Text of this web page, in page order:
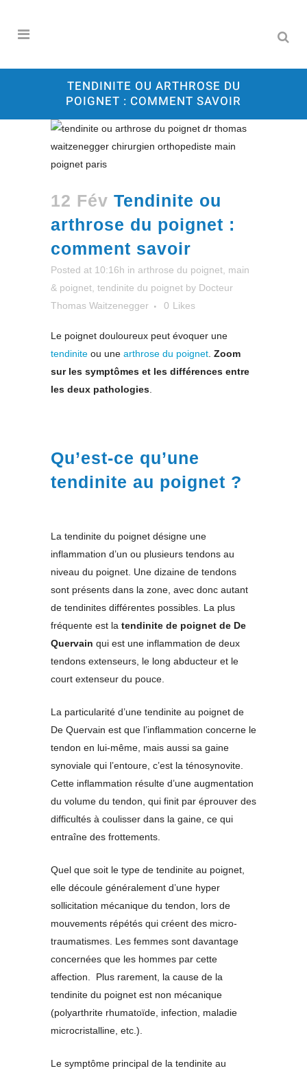
TENDINITE OU ARTHROSE DU
POIGNET : COMMENT SAVOIR
12 Fév Tendinite ou
arthrose du poignet :
comment savoir
Posted at 10:16h in arthrose du poignet main
& poignet tendinite du poignet by Docteur
Thomas Waitzenegger
0 Likes
Le poignet douloureux peut évoquer une
tendinite ou une arthrose du poignet Zoom
sur les symptômes et les différences entre
les deux pathologies
Qu’est-ce qu’une
tendinite au poignet ?
La tendinite du poignet désigne une
inflammation d’un ou plusieurs tendons au
niveau du poignet. Une dizaine de tendons
sont présents dans la zone, avec donc autant
de tendinites différentes possibles. La plus
fréquente est la tendinite de poignet de De
Quervain qui est une inflammation de deux
tendons extenseurs, le long abducteur et le
court extenseur du pouce.
La particularité d’une tendinite au poignet de
De Quervain est que l’inflammation concerne le
tendon en lui-même, mais aussi sa gaine
synoviale qui l’entoure, c’est la ténosynovite.
Cette inflammation résulte d’une augmentation
du volume du tendon, qui finit par éprouver des
difficultés à coulisser dans la gaine, ce qui
entraîne des frottements.
Quel que soit le type de tendinite au poignet,
elle découle généralement d’une hyper
sollicitation mécanique du tendon, lors de
mouvements répétés qui créent des micro-
traumatismes. Les femmes sont davantage
concernées que les hommes par cette
affection. Plus rarement, la cause de la
tendinite du poignet est non mécanique
(polyarthrite rhumatoïde, infection, maladie
microcristalline, etc.).
Le symptôme principal de la tendinite au